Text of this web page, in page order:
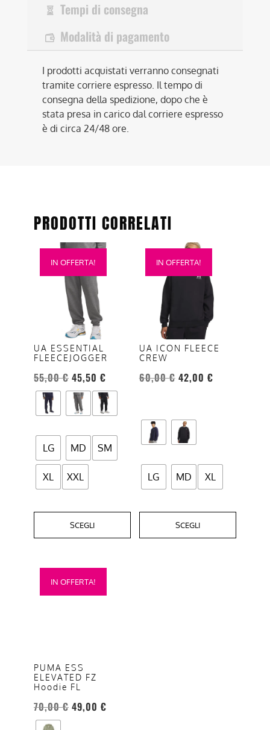
Tempi di consegna
Modalità di pagamento
I prodotti acquistati verranno consegnati
tramite corriere espresso. Il tempo di
consegna della spedizione, dopo che è
stata presa in carico dal corriere espresso
è di circa 24/48 ore.
PRODOTTI CORRELATI
IN OFFERTA!
UA ESSENTIAL
FLEECEJOGGER
55,00€ 45,50 €
LG MD SM
XL XXL
SCEGLI
Questo
prodotto
varianti.
opzioni
possono
essere
scelte
nella
del
prodotto
IN OFFERTA!
UA ICON FLEECE
CREW
60,00€ 42,00 €
LG MD XL
SCEGLI
Questo
prodotto
varianti.
opzioni
possono
essere
pagina
del
IN OFFERTA!
PUMA ESS
ELEVATED FZ
Hoodie FL
70,00€ 49,00 €
Questo
prodotto
opzioni
possono
essere
scelte
nella